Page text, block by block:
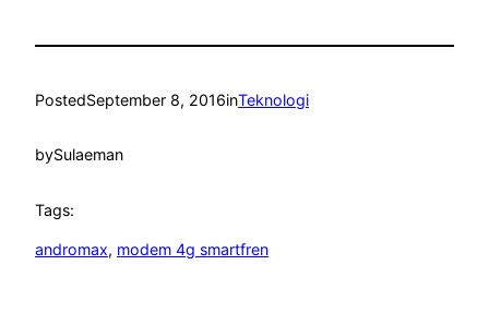
PostedSeptember 8, 2016inTeknologi
bySulaeman
Tags:
andromax, modem 4g smartfren